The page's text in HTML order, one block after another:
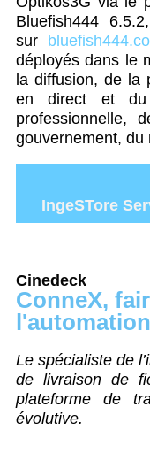
Bluefish444
sur
déployés dans le
la diffusion, de la
en direct et du
professionnelle,
gouvernement, du
IngeSTore
Cinedeck
ConneX,
l'automation
Le spécialiste de
de livraison de
plateforme de
évolutive.